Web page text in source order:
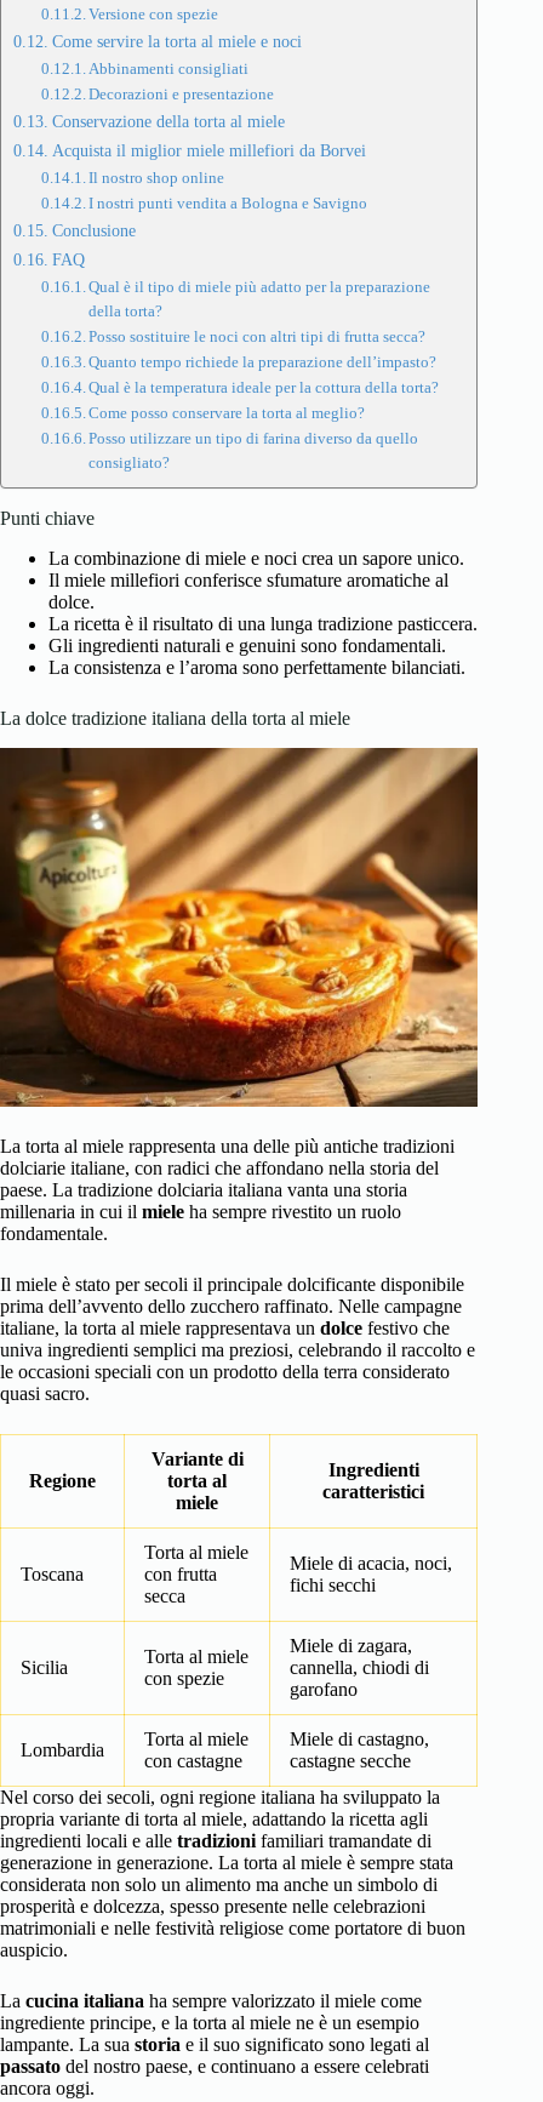
Versione con spezie
Come servire la torta al miele e noci
Abbinamenti consigliati
Decorazioni e presentazione
Conservazione della torta al miele
Acquista il miglior miele millefiori da Borvei
Il nostro shop online
I nostri punti vendita a Bologna e Savigno
Conclusione
FAQ
Qual è il tipo di miele più adatto per la preparazione
della torta?
Posso sostituire le noci con altri tipi di frutta secca?
Quanto tempo richiede la preparazione dell’impasto?
Qual è la temperatura ideale per la cottura della torta?
Come posso conservare la torta al meglio?
Posso utilizzare un tipo di farina diverso da quello
consigliato?
Punti chiave
La combinazione di miele e noci crea un sapore unico.
Il miele millefiori conferisce sfumature aromatiche al
dolce.
La ricetta è il risultato di una lunga tradizione pasticcera.
Gli ingredienti naturali e genuini sono fondamentali.
La consistenza e l’aroma sono perfettamente bilanciati.
La dolce tradizione italiana della torta al miele
La torta al miele rappresenta una delle più antiche tradizioni
dolciarie italiane, con radici che affondano nella storia del
paese. La tradizione dolciaria italiana vanta una storia
millenaria in cui il miele ha sempre rivestito un ruolo
fondamentale.
Il miele è stato per secoli il principale dolcificante disponibile
prima dell’avvento dello zucchero raffinato. Nelle campagne
italiane, la torta al miele rappresentava un dolce festivo che
univa ingredienti semplici ma preziosi, celebrando il raccolto e
le occasioni speciali con un prodotto della terra considerato
quasi sacro.
Regione
Variante di
torta al
miele
Ingredienti
caratteristici
Toscana
Torta al miele
con frutta
secca
Miele di acacia, noci,
fichi secchi
Sicilia
Torta al miele
con spezie
Miele di zagara,
cannella, chiodi di
garofano
Lombardia
Torta al miele
con castagne
Miele di castagno,
castagne secche
Nel corso dei secoli, ogni regione italiana ha sviluppato la
propria variante di torta al miele, adattando la ricetta agli
ingredienti locali e alle tradizioni familiari tramandate di
generazione in generazione. La torta al miele è sempre stata
considerata non solo un alimento ma anche un simbolo di
prosperità e dolcezza, spesso presente nelle celebrazioni
matrimoniali e nelle festività religiose come portatore di buon
auspicio.
La cucina italiana ha sempre valorizzato il miele come
ingrediente principe, e la torta al miele ne è un esempio
lampante. La sua storia e il suo significato sono legati al
passato del nostro paese, e continuano a essere celebrati
ancora oggi.